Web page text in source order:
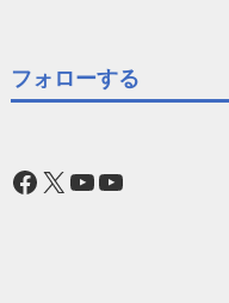
フォローする
Facebook
X YouTube
YouTube